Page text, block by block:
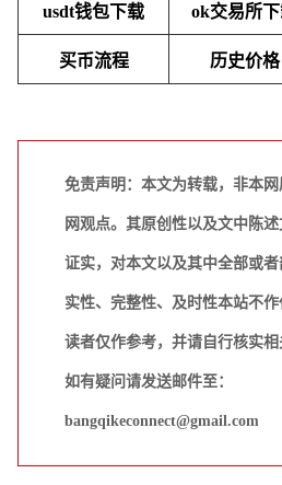
usdt钱包下载 ok交易所
买币流程 历史价格
免责声明：本文为转载，非本
网观点。其原创性以及文中陈
证实，对本文以及其中全部或
实性、完整性、及时性本站不
读者仅作参考，并请自行核实相
如有疑问请发送邮件至：
bangqikeconnect@gmail.com